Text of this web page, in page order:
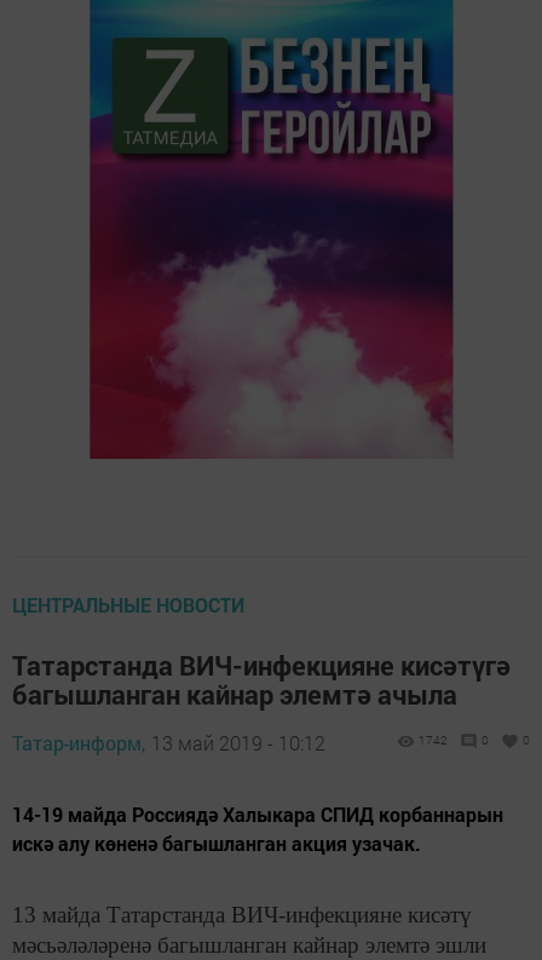
ЦЕНТРАЛЬНЫЕ НОВОСТИ
Татарстанда ВИЧ-инфекцияне кисәтүгә
багышланган кайнар элемтә ачыла
Татар-информ, 13 май 2019 - 10:12 1742 0 0
14-19 майда Россиядә Халыкара СПИД корбаннарын
искә алу көненә багышланган акция узачак.
13 майда Татарстанда ВИЧ-инфекцияне кисәтү
мәсьәләләренә багышланган кайнар элемтә эшли